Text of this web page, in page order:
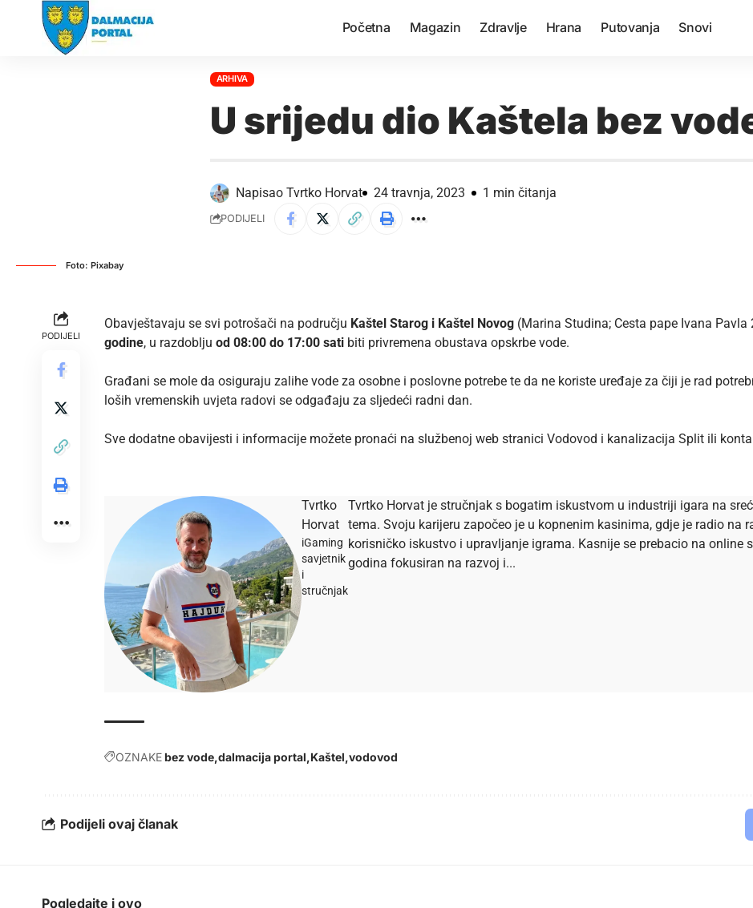
Početna Magazin Zdravlje Hrana Putovanja Snovi
ARHIVA
U srijedu dio Kaštela bez
Napisao Tvrtko Horvat 24 travnja, 2023 1 min čitanja
PODIJELI
Foto: Pixabay
PODIJELI
Obavještavaju se svi potrošači na području Kaštel Starog i Kaštel Novog (Marina Studina; Cesta pape Ivana
godine, u razdoblju od 08:00 do 17:00 sati biti privremena obustava opskrbe vode.
Građani se mole da osiguraju zalihe vode za osobne i poslovne potrebe te da ne koriste uređaje za čiji je rad
loših vremenskih uvjeta radovi se odgađaju za sljedeći radni dan.
Sve dodatne obavijesti i informacije možete pronaći na službenoj web stranici Vodovod i kanalizacija Split ili
Tvrtko
Horvat
iGaming
savjetnik
i
stručnjak
Tvrtko Horvat je stručnjak s bogatim iskustvom u industriji igara na
tema. Svoju karijeru započeo je u kopnenim kasinima, gdje je radio na
korisničko iskustvo i upravljanje igrama. Kasnije se prebacio na online
godina fokusiran na razvoj i...
OZNAKEbez vode dalmacija portal Kaštel vodovod
Podijeli ovaj članak
Pogledajte i ovo